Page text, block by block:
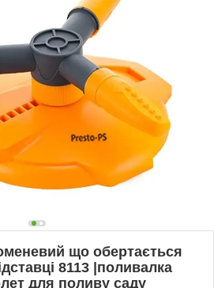
що обертається
8113 |поливалка
для поливу саду